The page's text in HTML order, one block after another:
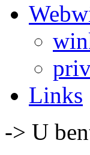
Links
-> U